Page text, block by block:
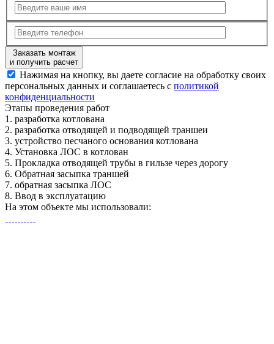
Заказать монтаж
и получить расчет
Нажимая на кнопку, вы даете согласие на обработку своих
персональных данных и соглашаетесь с политикой
конфиденциальности
Этапы проведения работ
1. разработка котлована
2. разработка отводящей и подводящей траншеи
3. устройство песчаного основания котлована
4. Установка ЛОС в котлован
5. Прокладка отводящей трубы в гильзе через дорогу
6. Обратная засыпка траншей
7. обратная засыпка ЛОС
8. Ввод в эксплуатацию
На этом объекте мы использовали: